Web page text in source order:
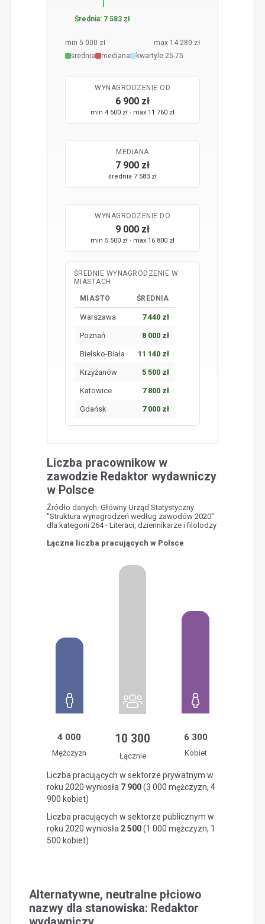
Średnia: 7 583 zł
min 5 000 zł
max 14 280 zł
średnia
mediana kwartyle 25-75
WYNAGRODZENIE OD
6 900 zł
min 4 500 zł · max 11 760 zł
MEDIANA
7 900 zł
średnia 7 583 zł
WYNAGRODZENIE DO
9 000 zł
min 5 500 zł · max 16 800 zł
ŚREDNIE WYNAGRODZENIE W
MIASTACH
MIASTO
ŚREDNIA
Warszawa 7 440 zł
Poznań 8 000 zł
Bielsko-Biała 11 140 zł
Krzyżanów 5 500 zł
Katowice 7 800 zł
Gdańsk 7 000 zł
Liczba pracownikow w
zawodzie Redaktor wydawniczy
w Polsce
Źródło danych: Główny Urząd Statystyczny
"Struktura wynagrodzeń według zawodów 2020"
dla kategorii 264 - Literaci, dziennikarze i filolodzy
Łączna liczba pracujących w Polsce
4 000
Mężczyzn
10 300
Łącznie
6 300
Kobiet
Liczba pracujących w sektorze prywatnym w
roku 2020 wyniosła 7 900(3 000 mężczyzn, 4
900 kobiet)
Liczba pracujących w sektorze publicznym w
roku 2020 wyniosła 2 500(1 000 mężczyzn, 1
500 kobiet)
Alternatywne, neutralne płciowo
nazwy dla stanowiska: Redaktor